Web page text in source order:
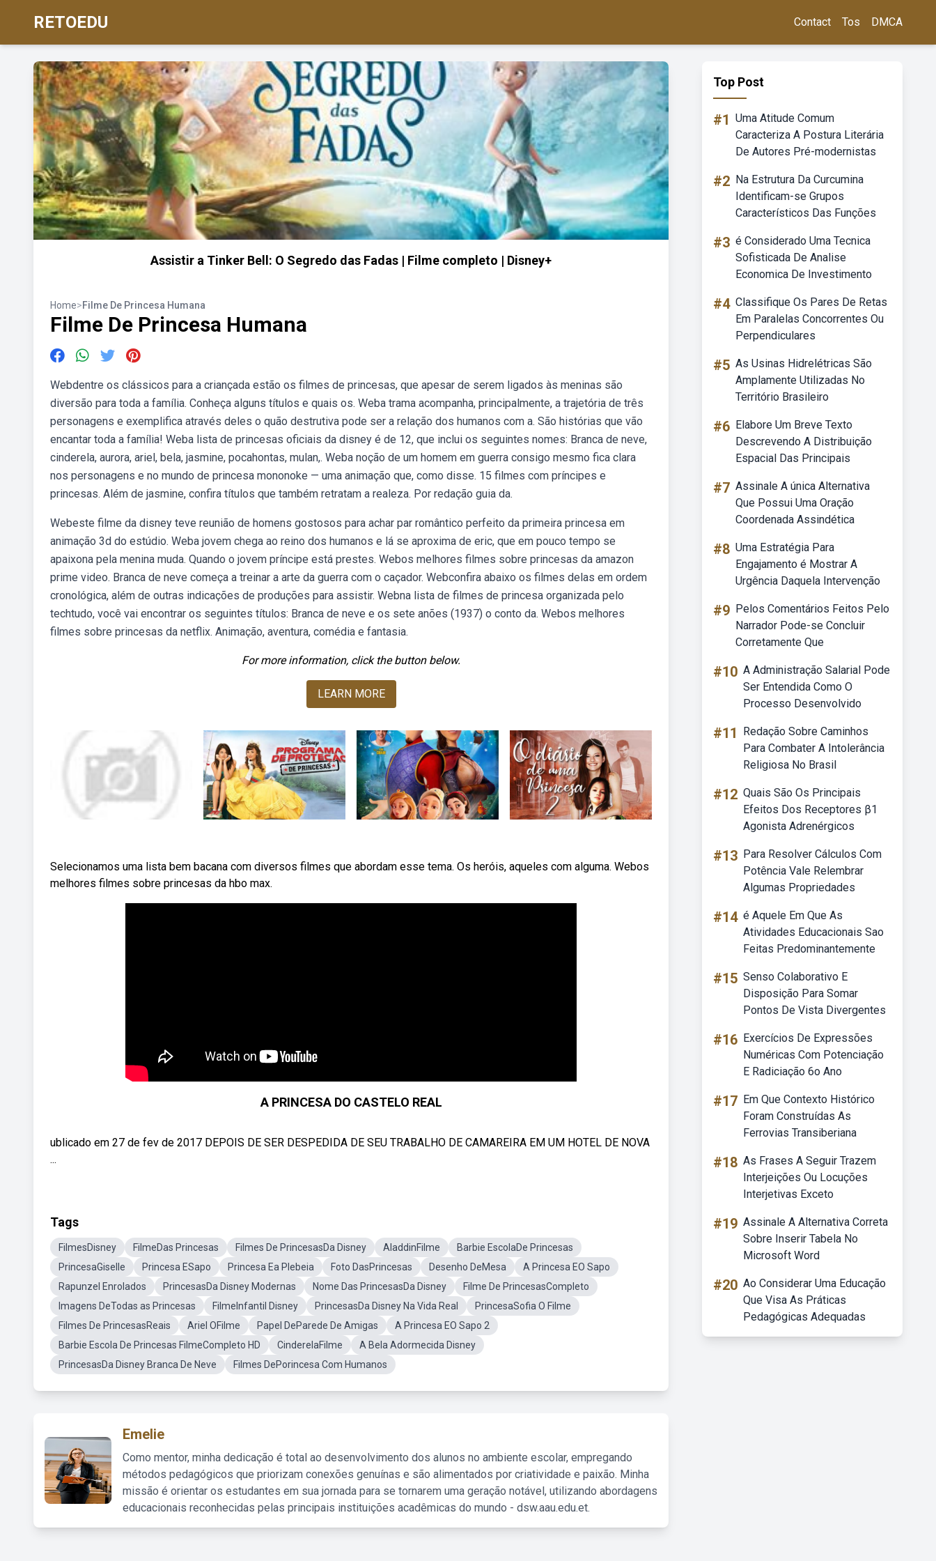
RETOEDU Contact Tos DMCA
Assistir a Tinker Bell: O Segredo das Fadas | Filme completo | Disney+
Home>Filme De Princesa Humana
Filme De Princesa Humana
Webdentre os clássicos para a criançada estão os filmes de princesas, que apesar de serem ligados às meninas são
diversão para toda a família. Conheça alguns títulos e quais os. Weba trama acompanha, principalmente, a trajetória de três
personagens e exemplifica através deles o quão destrutiva pode ser a relação dos humanos com a. São histórias que vão
encantar toda a família! Weba lista de princesas oficiais da disney é de 12, que inclui os seguintes nomes: Branca de neve,
cinderela, aurora, ariel, bela, jasmine, pocahontas, mulan,. Weba noção de um homem em guerra consigo mesmo fica clara
nos personagens e no mundo de princesa mononoke — uma animação que, como disse. 15 filmes com príncipes e
princesas. Além de jasmine, confira títulos que também retratam a realeza. Por redação guia da.
Webeste filme da disney teve reunião de homens gostosos para achar par romântico perfeito da primeira princesa em
animação 3d do estúdio. Weba jovem chega ao reino dos humanos e lá se aproxima de eric, que em pouco tempo se
apaixona pela menina muda. Quando o jovem príncipe está prestes. Webos melhores filmes sobre princesas da amazon
prime video. Branca de neve começa a treinar a arte da guerra com o caçador. Webconfira abaixo os filmes delas em ordem
cronológica, além de outras indicações de produções para assistir. Webna lista de filmes de princesa organizada pelo
techtudo, você vai encontrar os seguintes títulos: Branca de neve e os sete anões (1937) o conto da. Webos melhores
filmes sobre princesas da netflix. Animação, aventura, comédia e fantasia.
For more information, click the button below.
LEARN MORE
Selecionamos uma lista bem bacana com diversos filmes que abordam esse tema. Os heróis, aqueles com alguma. Webos
melhores filmes sobre princesas da hbo max.
A PRINCESA DO CASTELO REAL
ublicado em 27 de fev de 2017 DEPOIS DE SER DESPEDIDA DE SEU TRABALHO DE CAMAREIRA EM UM HOTEL DE NOVA
...
Tags
FilmesDisney FilmeDas Princesas Filmes De PrincesasDa Disney AladdinFilme
Barbie EscolaDe Princesas
PrincesaGiselle
Princesa ESapo Princesa Ea Plebeia Foto DasPrincesas Desenho DeMesa
A Princesa EO Sapo
Rapunzel Enrolados
PrincesasDa Disney Modernas Nome Das PrincesasDa Disney
Filme De PrincesasCompleto
Imagens DeTodas as Princesas
FilmeInfantil Disney PrincesasDa Disney Na Vida Real
PrincesaSofia O Filme
Filmes De PrincesasReais
Ariel OFilme Papel DeParede De Amigas
A Princesa EO Sapo 2
Barbie Escola De Princesas FilmeCompleto HD
CinderelaFilme
A Bela Adormecida Disney
PrincesasDa Disney Branca De Neve
Filmes DePorincesa Com Humanos
Emelie
Como mentor, minha dedicação é total ao desenvolvimento dos alunos no ambiente escolar, empregando
métodos pedagógicos que priorizam conexões genuínas e são alimentados por criatividade e paixão. Minha
missão é orientar os estudantes em sua jornada para se tornarem uma geração notável, utilizando abordagens
educacionais reconhecidas pelas principais instituições acadêmicas do mundo - dsw.aau.edu.et.
Top Post
#1 Uma Atitude Comum
Caracteriza A Postura Literária
De Autores Pré-modernistas
#2 Na Estrutura Da Curcumina
Identificam-se Grupos
Característicos Das Funções
#3 é Considerado Uma Tecnica
Sofisticada De Analise
Economica De Investimento
#4 Classifique Os Pares De Retas
Em Paralelas Concorrentes Ou
Perpendiculares
#5 As Usinas Hidrelétricas São
Amplamente Utilizadas No
Território Brasileiro
#6 Elabore Um Breve Texto
Descrevendo A Distribuição
Espacial Das Principais
#7 Assinale A única Alternativa
Que Possui Uma Oração
Coordenada Assindética
#8 Uma Estratégia Para
Engajamento é Mostrar A
Urgência Daquela Intervenção
#9 Pelos Comentários Feitos Pelo
Narrador Pode-se Concluir
Corretamente Que
#10 A Administração Salarial Pode
Ser Entendida Como O
Processo Desenvolvido
#11
Redação Sobre Caminhos
Para Combater A Intolerância
Religiosa No Brasil
#12 Quais São Os Principais
Efeitos Dos Receptores β1
Agonista Adrenérgicos
#13 Para Resolver Cálculos Com
Potência Vale Relembrar
Algumas Propriedades
#14 é Aquele Em Que As
Atividades Educacionais Sao
Feitas Predominantemente
#15 Senso Colaborativo E
Disposição Para Somar
Pontos De Vista Divergentes
#16 Exercícios De Expressões
Numéricas Com Potenciação
E Radiciação 6o Ano
#17 Em Que Contexto Histórico
Foram Construídas As
Ferrovias Transiberiana
#18 As Frases A Seguir Trazem
Interjeições Ou Locuções
Interjetivas Exceto
#19 Assinale A Alternativa Correta
Sobre Inserir Tabela No
Microsoft Word
#20 Ao Considerar Uma Educação
Que Visa As Práticas
Pedagógicas Adequadas